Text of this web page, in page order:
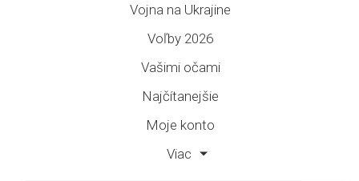
Vojna na Ukrajine
Voľby 2026
Vašimi očami
Najčítanejšie
Moje konto
Viac